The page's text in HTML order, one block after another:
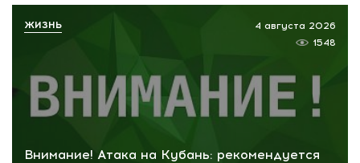
Внимание! Атака на Кубань: рекомендуется
4 августа 2026
1548
ЖИЗНЬ